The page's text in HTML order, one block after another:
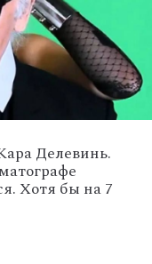
Делевинь.
Хотя бы на 7